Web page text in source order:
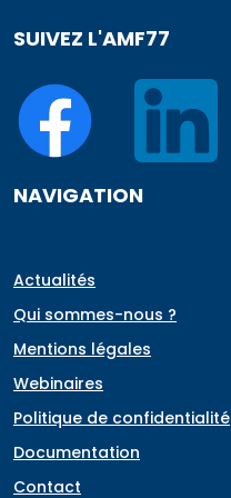
SUIVEZ L'AMF77
NAVIGATION
Actualités
Qui sommes-nous ?
Mentions légales
Webinaires
Politique de confidentialité
Documentation
Contact